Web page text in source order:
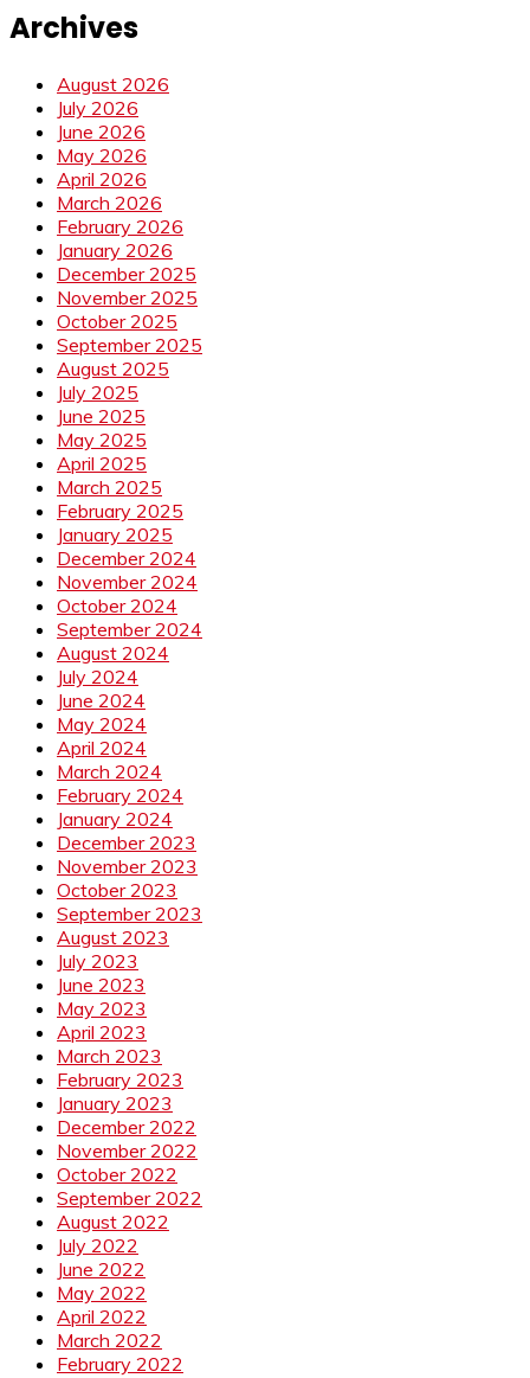
Archives
August 2026
July 2026
June 2026
May 2026
April 2026
March 2026
February 2026
January 2026
December 2025
November 2025
October 2025
September 2025
August 2025
July 2025
June 2025
May 2025
April 2025
March 2025
February 2025
January 2025
December 2024
November 2024
October 2024
September 2024
August 2024
July 2024
June 2024
May 2024
April 2024
March 2024
February 2024
January 2024
December 2023
November 2023
October 2023
September 2023
August 2023
July 2023
June 2023
May 2023
April 2023
March 2023
February 2023
January 2023
December 2022
November 2022
October 2022
September 2022
August 2022
July 2022
June 2022
May 2022
April 2022
March 2022
February 2022